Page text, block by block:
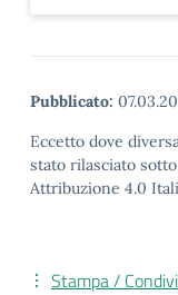
Pubblicato:
Eccetto dove
stato rilasciato
Attribuzione 4.0
Stampa /